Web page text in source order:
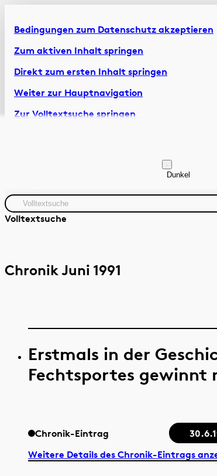
Bedingungen zum Datenschutz akzeptieren
Zum aktiven Inhalt springen
Direkt zum ersten Inhalt springen
Weiter zur Hauptnavigation
Zur Volltextsuche springen
Dunkel
Volltextsuche
Chronik Juni 1991
Erstmals in der
Fechtsportes
Chronik-Eintrag
Weitere Details des Chronik-Eintrags